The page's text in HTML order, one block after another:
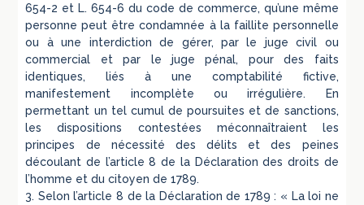
654-2 et L. 654-6 du code de commerce, qu’une même
personne peut être condamnée à la faillite personnelle
ou à une interdiction de gérer, par le juge civil ou
commercial et par le juge pénal, pour des faits
identiques, liés à une comptabilité fictive,
manifestement incomplète ou irrégulière. En
permettant un tel cumul de poursuites et de sanctions,
les dispositions contestées méconnaîtraient les
principes de nécessité des délits et des peines
découlant de l’article 8 de la Déclaration des droits de
l’homme et du citoyen de 1789.
3. Selon l’article 8 de la Déclaration de 1789 : « La loi ne